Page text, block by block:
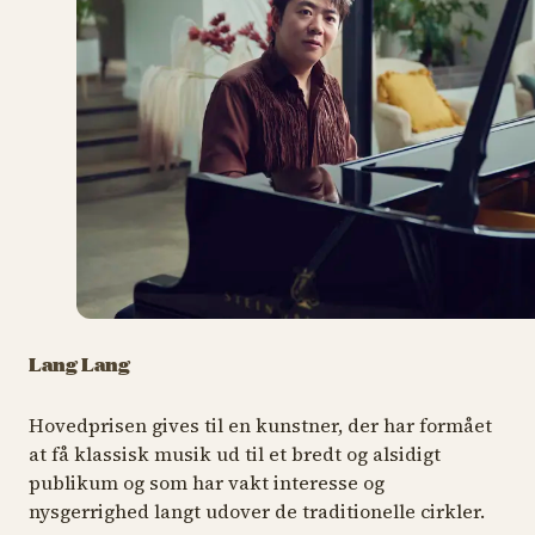
Lang Lang
Hovedprisen gives til en kunstner, der har formået
at få klassisk musik ud til et bredt og alsidigt
publikum og som har vakt interesse og
nysgerrighed langt udover de traditionelle cirkler.